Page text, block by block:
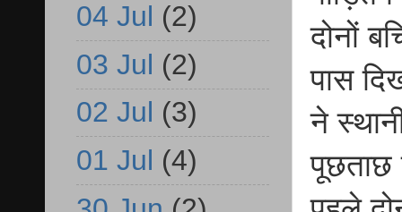
दोनों
पास
ने
04 Jul (2)
03 Jul (2)
02 Jul (3)
01 Jul (4)